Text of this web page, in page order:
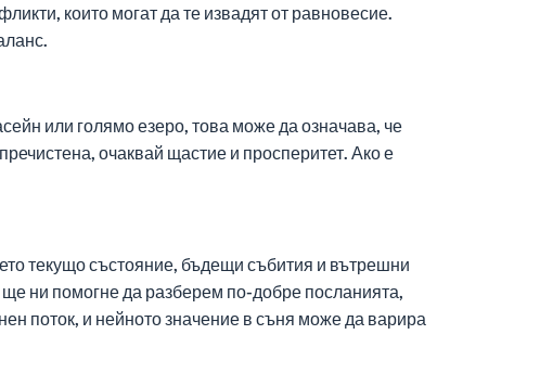
които могат да те извадят от равновесие.
или голямо езеро, това може да означава, че
очаквай щастие и просперитет. Ако е
текущо състояние, бъдещи събития и вътрешни
ни помогне да разберем по-добре посланията,
поток, и нейното значение в съня може да варира